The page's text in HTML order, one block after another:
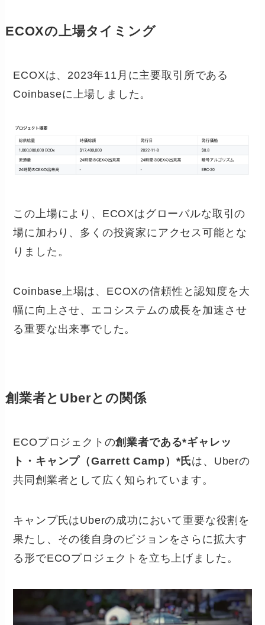
ECOXの上場タイミング
ECOXは、2023年11月に主要取引所である
Coinbaseに上場しました。
この上場により、ECOXはグローバルな取引の
場に加わり、多くの投資家にアクセス可能とな
りました。
Coinbase上場は、ECOXの信頼性と認知度を大
幅に向上させ、エコシステムの成長を加速させ
る重要な出来事でした。
創業者とUberとの関係
ECOプロジェクトの創業者である*ギャレッ
ト・キャンプ（Garrett Camp）*氏は、Uberの
共同創業者として広く知られています。
キャンプ氏はUberの成功において重要な役割を
果たし、その後自身のビジョンをさらに拡大す
る形でECOプロジェクトを立ち上げました。